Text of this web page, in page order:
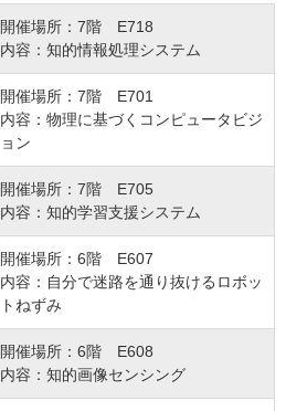
開催場所：7階 E718
内容：知的情報処理システム
開催場所：7階 E701
内容：物理に基づくコンピュータビジ
ョン
開催場所：7階 E705
内容：知的学習支援システム
開催場所：6階 E607
内容：自分で迷路を通り抜けるロボッ
トねずみ
開催場所：6階 E608
内容：知的画像センシング